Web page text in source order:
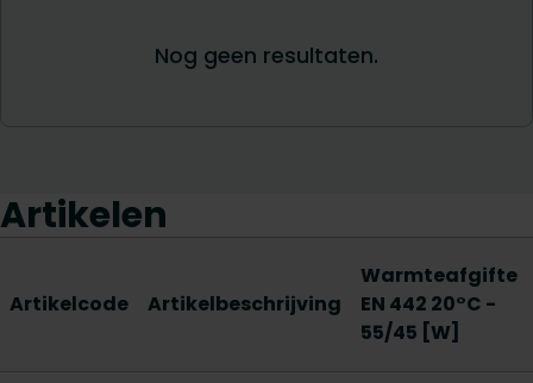
Artikelen
Artikelcode Artikelbeschrijving
Warmteafgifte
EN 442 20°C -
55/45 [W]